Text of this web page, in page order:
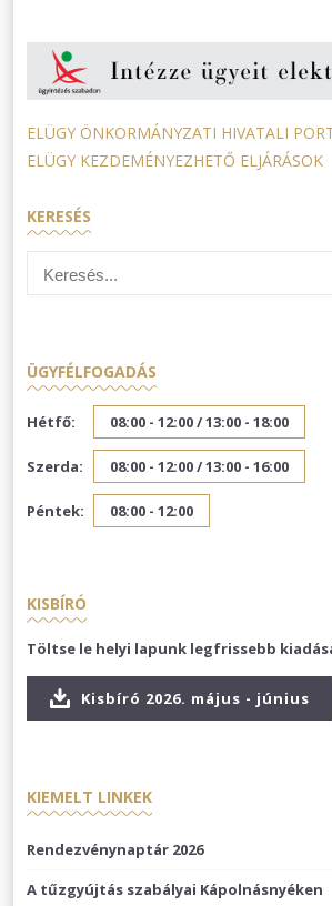
ELÜGY ÖNKORMÁNYZATI HIVATALI
ELÜGY KEZDEMÉNYEZHETŐ ELJÁRÁSOK
KERESÉS
ÜGYFÉLFOGADÁS
Hétfő: 08:00 - 12:00 /13:00 - 18:00
Szerda: 08:00 - 12:00 /13:00 - 16:00
Péntek: 08:00 - 12:00
KISBÍRÓ
Töltse le helyi lapunk legfrissebb
Kisbíró 2026. május - június
KIEMELT LINKEK
Rendezvénynaptár 2026
A tűzgyújtás szabályai Kápolnásnyéken